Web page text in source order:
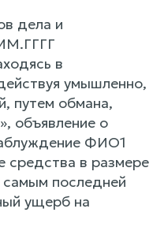
дела и
в
умышленно,
путем обмана,
объявление о
ФИО1
средства в размере
последней
ущерб на